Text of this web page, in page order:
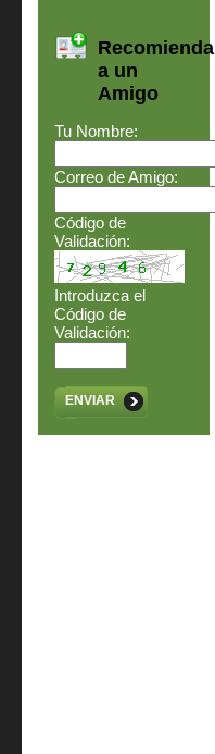
Recomienda
a un
Amigo
Tu Nombre:
Correo de Amigo:
Código de
Validación:
Introduzca el
Código de
Validación:
ENVIAR